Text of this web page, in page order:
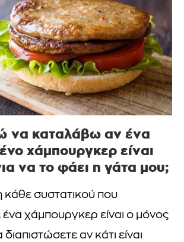
να καταλάβω αν ένα
χάμπουργκερ είναι
να το φάει η γάτα μου;
κάθε συστατικού που
ένα χάμπουργκερ είναι ο μόνος
αν κάτι είναι